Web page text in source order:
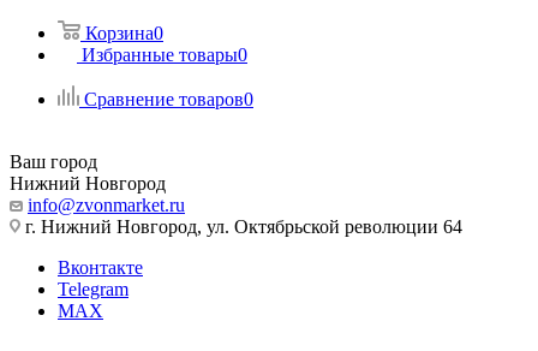
Корзина0
Избранные товары0
Сравнение товаров0
Ваш город
Нижний Новгород
info@zvonmarket.ru
г. Нижний Новгород, ул. Октябрьской революции 64
Вконтакте
Telegram
MAX